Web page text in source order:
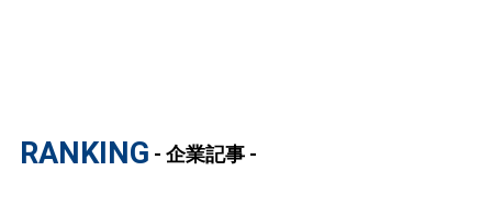
RANKING - 企業記事 -